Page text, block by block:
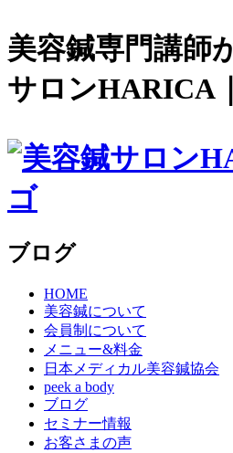
美容鍼専門講師
サロンHARICA
ブログ
HOME
美容鍼について
会員制について
メニュー&料金
日本メディカル美容鍼協会
peek a body
ブログ
セミナー情報
お客さまの声